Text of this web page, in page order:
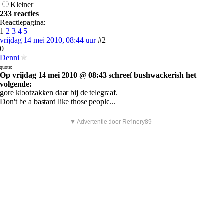
Kleiner
233 reacties
Reactiepagina:
1 2 3 4 5
vrijdag 14 mei 2010, 08:44 uur #2
0
Denni
quote:
Op vrijdag 14 mei 2010 @ 08:43 schreef bushwackerish het
volgende:
gore klootzakken daar bij de telegraaf.
Don't be a bastard like those people...
▼ Advertentie door Refinery89